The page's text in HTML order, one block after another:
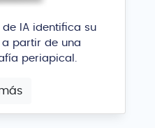
IA identifica su
partir de una
periapical.